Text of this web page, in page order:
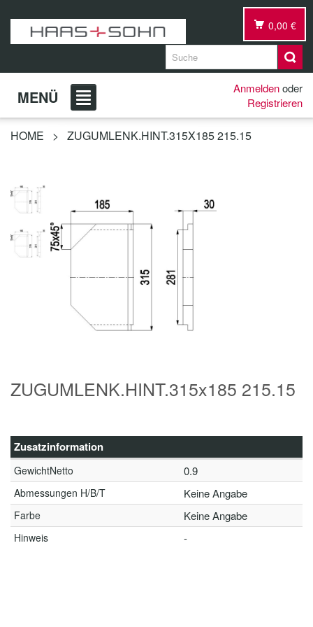
0,00 €
MENÜ Anmeldenoder
Registrieren
HOME > ZUGUMLENK.HINT.315X185 215.15
ZUGUMLENK.HINT.315x185 215.15
Zusatzinformation
GewichtNetto 0.9
Abmessungen H/B/T Keine Angabe
Farbe Keine Angabe
Hinweis -